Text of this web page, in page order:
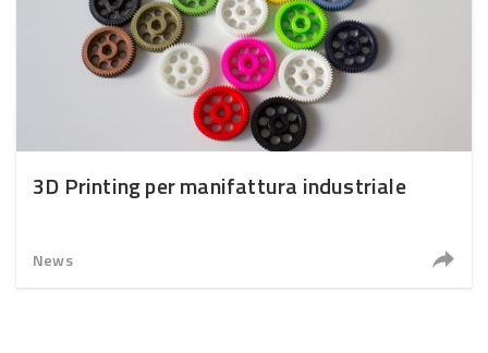
3D Printing per manifattura industriale
News